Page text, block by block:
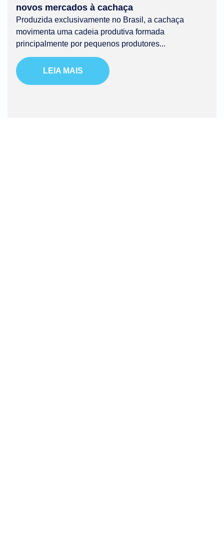
novos mercados à cachaça
Produzida exclusivamente no Brasil, a cachaça
movimenta uma cadeia produtiva formada
principalmente por pequenos produtores...
LEIA MAIS